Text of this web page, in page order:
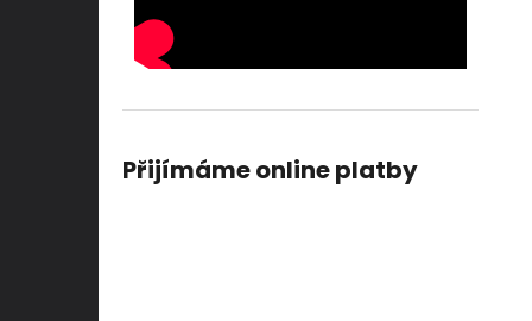
Přijímáme online platby